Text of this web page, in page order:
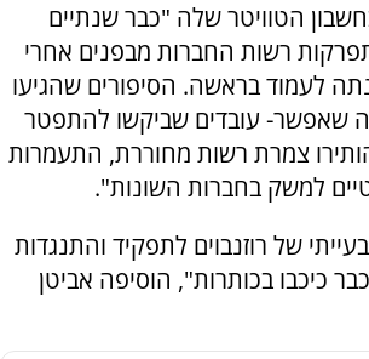
הטוויטר שלה "כבר שנתיים
רשות החברות מבפנים אחרי
לעמוד בראשה. הסיפורים שהגיעו
שאפשר- עובדים שביקשו להתפטר
צמרת רשות מחוררת, התעמרות
למשק בחברות השונות".
של רוזנבוים לתפקיד והתנגדות
כיכבו בכותרות", הוסיפה אביטן